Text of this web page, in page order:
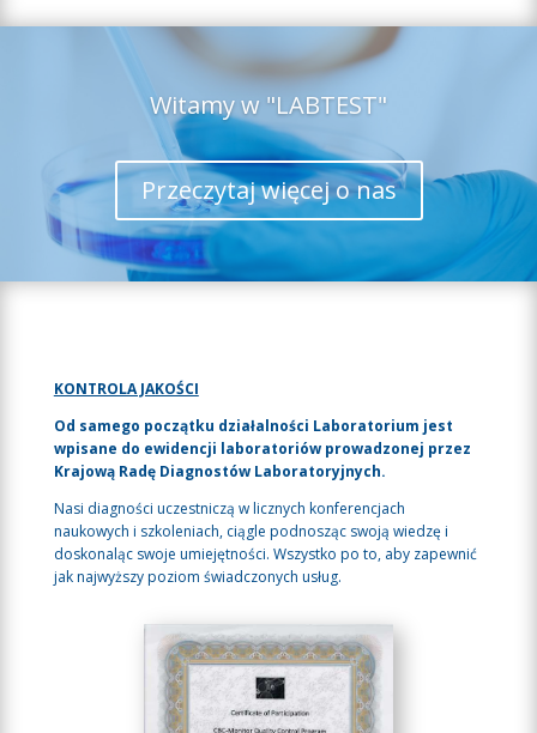
Witamy w "LABTEST"
Przeczytaj więcej o nas
KONTROLA JAKOŚCI
Od samego początku działalności Laboratorium jest
wpisane do ewidencji laboratoriów prowadzonej przez
Krajową Radę Diagnostów Laboratoryjnych.
Nasi diagności uczestniczą w licznych konferencjach
naukowych i szkoleniach, ciągle podnosząc swoją wiedzę i
doskonaląc swoje umiejętności. Wszystko po to, aby zapewnić
jak najwyższy poziom świadczonych usług.